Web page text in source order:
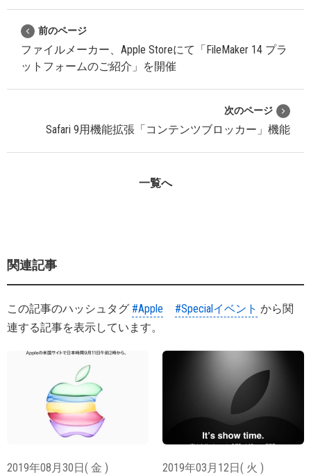
前のページ
ファイルメーカー、Apple Storeにて「FileMaker 14 プラ
ットフォームのご紹介」を開催
次のページ
Safari 9用機能拡張「コンテンツブロッカー」機能
一覧へ
関連記事
この記事のハッシュタグ #Apple #Specialイベント から関
連する記事を表示しています。
2019年08月30日( 金 ) 2019年03月12日( 火 )